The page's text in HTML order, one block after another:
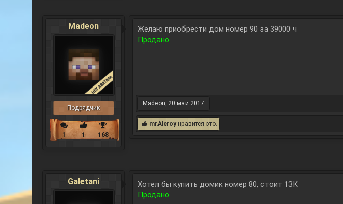
Madeon
Подрядчик
1 1 168
Желаю приобрести дом номер 90 за 39000 ч
Продано.
Madeon, 20 май 2017
mrAleroy нравится это.
Galetani
Хотел бы купить домик номер 80, стоит 13К
Продано.